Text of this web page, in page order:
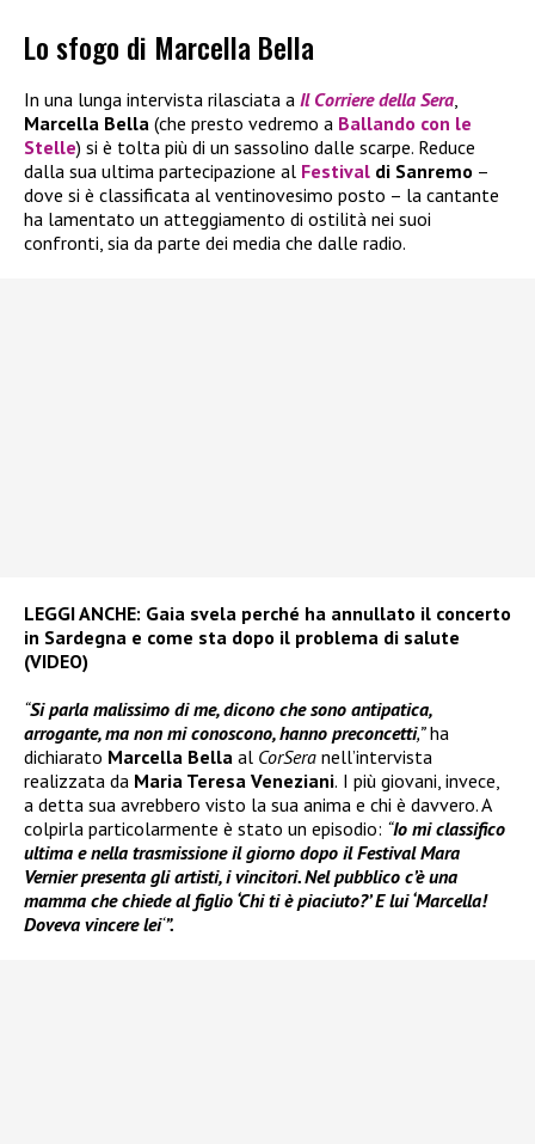
Lo sfogo di Marcella Bella
In una lunga intervista rilasciata a Il Corriere della Sera
Marcella Bella (che presto vedremo a Ballando con le
Stelle) si è tolta più di un sassolino dalle scarpe. Reduce
dalla sua ultima partecipazione al Festival di Sanremo –
dove si è classificata al ventinovesimo posto – la cantante
ha lamentato un atteggiamento di ostilità nei suoi
confronti, sia da parte dei media che dalle radio.
LEGGI ANCHE: Gaia svela perché ha annullato il concerto
in Sardegna e come sta dopo il problema di salute
(VIDEO)
“Si parla malissimo di me, dicono che sono antipatica,
arrogante, ma non mi conoscono, hanno preconcetti,”ha
dichiarato Marcella Bella al CorSera nell’intervista
realizzata da Maria Teresa Veneziani. I più giovani, invece,
a detta sua avrebbero visto la sua anima e chi è davvero. A
colpirla particolarmente è stato un episodio: “Io mi classifico
ultima e nella trasmissione il giorno dopo il Festival Mara
Vernier presenta gli artisti, i vincitori. Nel pubblico c’è una
mamma che chiede al figlio ‘Chi ti è piaciuto?’ E lui ‘Marcella!
Doveva vincere lei‘”.